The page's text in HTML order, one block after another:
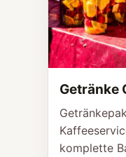
Getränke
komplette